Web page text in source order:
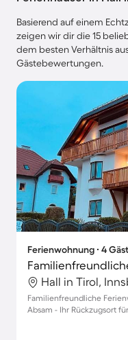
Basierend auf einem
zeigen wir dir die 15
dem besten Verhältnis
Gästebewertungen.
Ferienwohnung ∙ 4
Hall in Tirol,
Familienfreundliche
Absam - Ihr Rückzugsort